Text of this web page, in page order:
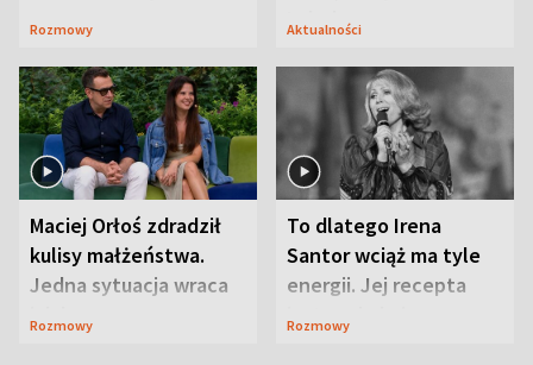
Rozmowy
Lubelszczyzna
Aktualności
Maciej Orłoś zdradził
kulisy małżeństwa.
Jedna sytuacja wraca
jak bumerang
Rozmowy
To dlatego Irena
Santor wciąż ma tyle
energii. Jej recepta
jest zaskakująco
Rozmowy